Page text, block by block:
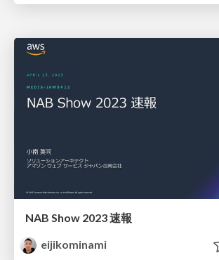
NAB Show 2023 速報
eijikominami